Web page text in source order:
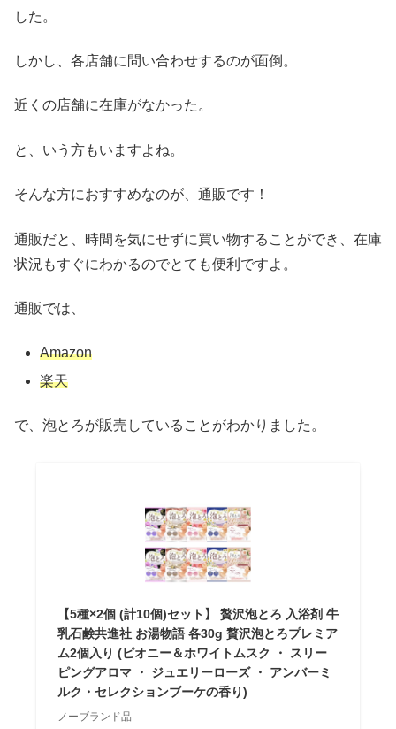
した。
しかし、各店舗に問い合わせするのが面倒。
近くの店舗に在庫がなかった。
と、いう方もいますよね。
そんな方におすすめなのが、通販です！
通販だと、時間を気にせずに買い物することができ、在庫
状況もすぐにわかるのでとても便利ですよ。
通販では、
Amazon
楽天
で、泡とろが販売していることがわかりました。
【5種×2個 (計10個)セット】 贅沢泡とろ 入浴剤 牛
乳石鹸共進社 お湯物語 各30g 贅沢泡とろプレミア
ム2個入り (ピオニー＆ホワイトムスク ・ スリー
ピングアロマ ・ ジュエリーローズ ・ アンバーミ
ルク・セレクションブーケの香り)
ノーブランド品